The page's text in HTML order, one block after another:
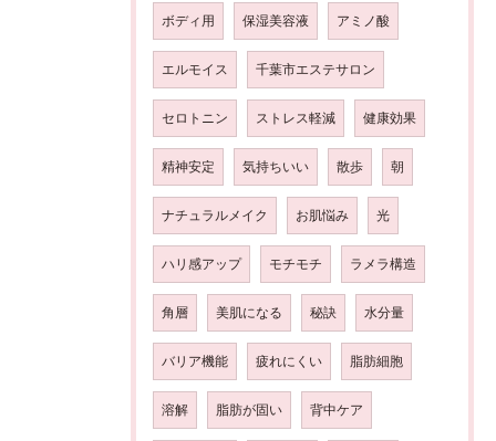
ボディ用 保湿美容液 アミノ酸
エルモイス 千葉市エステサロン
セロトニン ストレス軽減 健康効果
精神安定 気持ちいい 散歩 朝
ナチュラルメイク お肌悩み 光
ハリ感アップ モチモチ ラメラ構造
角層 美肌になる 秘訣 水分量
バリア機能 疲れにくい 脂肪細胞
溶解 脂肪が固い 背中ケア